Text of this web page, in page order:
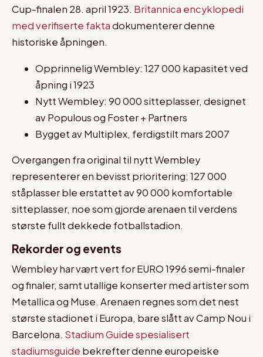
Cup-finalen 28. april 1923. Britannica encyklopedi
med verifiserte faktadokumenterer denne
historiske åpningen.
Opprinnelig Wembley: 127 000 kapasitet ved
åpning i 1923
Nytt Wembley: 90 000 sitteplasser, designet
av Populous og Foster + Partners
Bygget av Multiplex, ferdigstilt mars 2007
Overgangen fra original til nytt Wembley
representerer en bevisst prioritering: 127 000
ståplasser ble erstattet av 90 000 komfortable
sitteplasser, noe som gjorde arenaen til verdens
største fullt dekkede fotballstadion.
Rekorder og events
Wembley har vært vert for EURO 1996 semi-finaler
og finaler, samt utallige konserter med artister som
Metallica og Muse. Arenaen regnes som det nest
største stadionet i Europa, bare slått av Camp Nou i
Barcelona. Stadium Guide spesialisert
stadiumsguide bekrefter denne europeiske